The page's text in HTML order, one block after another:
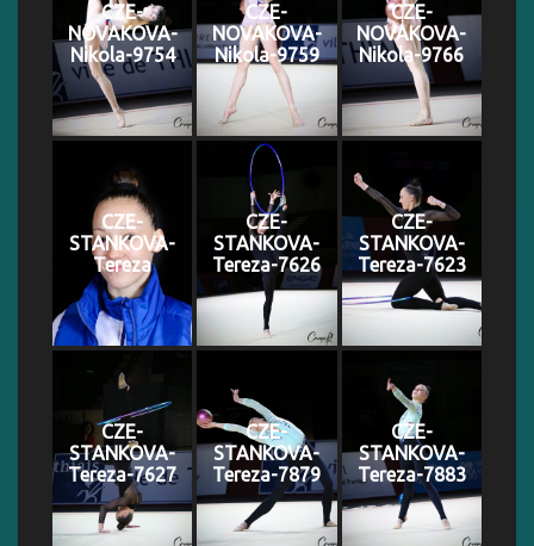
CZE-
NOVAKOVA-
Nikola-9754
CZE-
NOVAKOVA-
Nikola-9759
CZE-
NOVAKOVA-
Nikola-9766
CZE-
STANKOVA-
Tereza
CZE-
STANKOVA-
Tereza-7626
CZE-
STANKOVA-
Tereza-7623
CZE-
STANKOVA-
Tereza-7627
CZE-
STANKOVA-
Tereza-7879
CZE-
STANKOVA-
Tereza-7883